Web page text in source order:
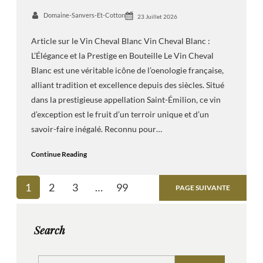
Domaine-Sanvers-Et-Cotton 23 Juillet 2026
Article sur le Vin Cheval Blanc Vin Cheval Blanc :
L’Élégance et la Prestige en Bouteille Le Vin Cheval
Blanc est une véritable icône de l’oenologie française,
alliant tradition et excellence depuis des siècles. Situé
dans la prestigieuse appellation Saint-Émilion, ce vin
d’exception est le fruit d’un terroir unique et d’un
savoir-faire inégalé. Reconnu pour…
Continue Reading
1 2 3 … 99 PAGE SUIVANTE
Search